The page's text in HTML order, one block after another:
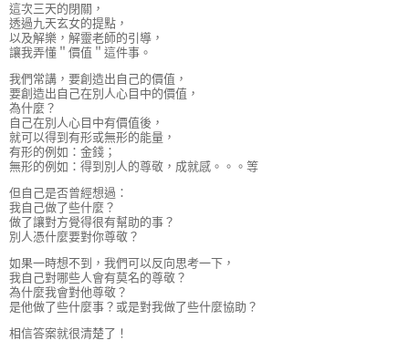
這次三天的閉關，
透過九天玄女的提點，
以及解樂，解靈老師的引導，
讓我弄懂＂價值＂這件事。
我們常講，要創造出自己的價值，
要創造出自己在別人心目中的價值，
為什麼？
自己在別人心目中有價值後，
就可以得到有形或無形的能量，
有形的例如：金錢；
無形的例如：得到別人的尊敬，成就感。。。等
但自己是否曾經想過：
我自己做了些什麼？
做了讓對方覺得很有幫助的事？
別人憑什麼要對你尊敬？
如果一時想不到，我們可以反向思考一下，
我自己對哪些人會有莫名的尊敬？
為什麼我會對他尊敬？
是他做了些什麼事？或是對我做了些什麼協助？
相信答案就很清楚了！